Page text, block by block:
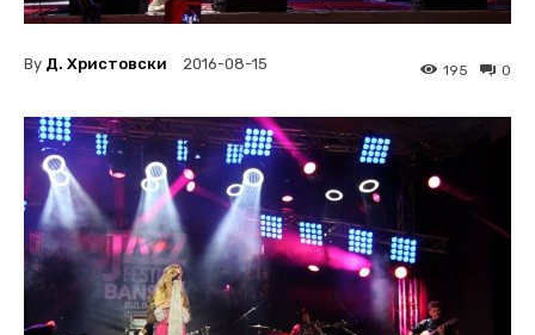
By Д. Христовски 2016-08-15 0
195